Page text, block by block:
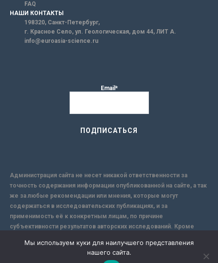
FAQ
НАШИ КОНТАКТЫ
198320, Санкт-Петербург,
г. Красное Село, ул. Геологическая, дом 44, ЛИТ А.
info@euroasia-science.ru
Email*
Администрация сайта не несет никакой ответственности за
точность содержания информации опубликованной на сайте, а так
же за любые рекомендации или мнения, которые могут
содержаться в исследовательских публикациях, и за
применимость её к конкретным лицам, по причине
субъективности результатов авторских исследований. Кроме
надежной защиты информации, Сайт не несет ответственности за
Мы используем куки для наилучшего представления
нашего сайта.